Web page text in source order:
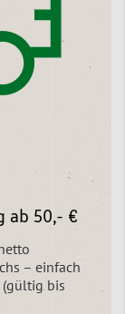
ab 50,- €
– einfach
(gültig bis